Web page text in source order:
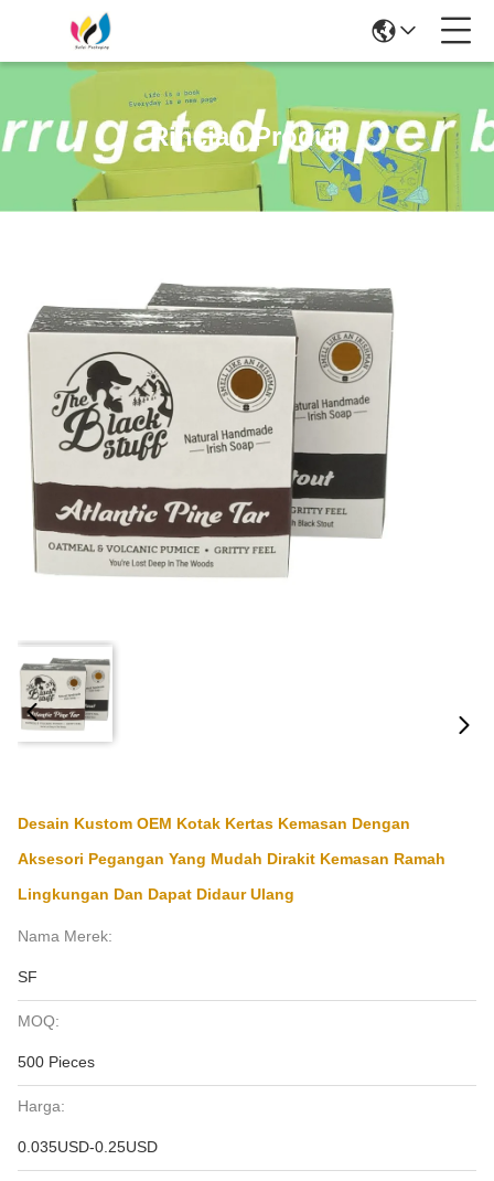
Rincian Produk
Desain Kustom OEM Kotak Kertas Kemasan Dengan
Aksesori Pegangan Yang Mudah Dirakit Kemasan Ramah
Lingkungan Dan Dapat Didaur Ulang
Nama Merek:
SF
MOQ:
500 Pieces
Harga:
0.035USD-0.25USD